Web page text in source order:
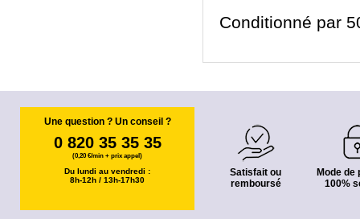
Conditionné par
Une question ? Un conseil ?
0 820 35 35 35
(0,20 €/min + prix appel)
Du lundi au vendredi :
8h-12h / 13h-17h30
Satisfait ou
remboursé
Mode de
100%